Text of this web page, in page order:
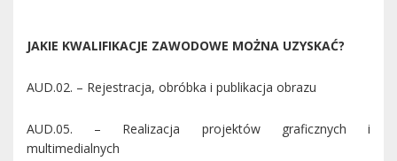
JAKIE KWALIFIKACJE ZAWODOWE MOŻNA UZYSKAĆ?
AUD.02. – Rejestracja, obróbka i publikacja obrazu
AUD.05. – Realizacja projektów graficznych i
multimedialnych